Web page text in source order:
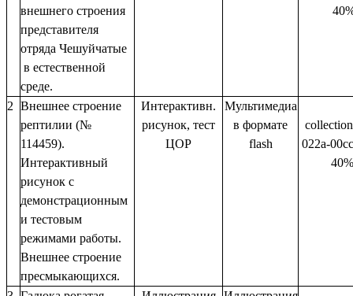
внешнего строения
представителя
отряда Чешуйчатые
в естественной
среде.
2 Внешнее строение
рептилии (№
114459).
Интерактивный
рисунок с
демонстрационным
и тестовым
режимами работы.
Внешнее строение
пресмыкающихся.
Интерактивн.
рисунок, тест
ЦОР
Мультимедиа
в формате
flash
022a-